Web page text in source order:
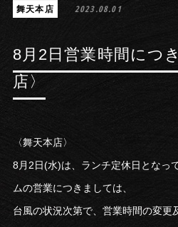
舞天本店 2023.08.01
8月2日営業時間につ
店〉
〈舞天本店〉
8月2日(水)は、ランチ定休日となっ
ムの営業につきましては、
台風の状況次第で、営業時間の変更